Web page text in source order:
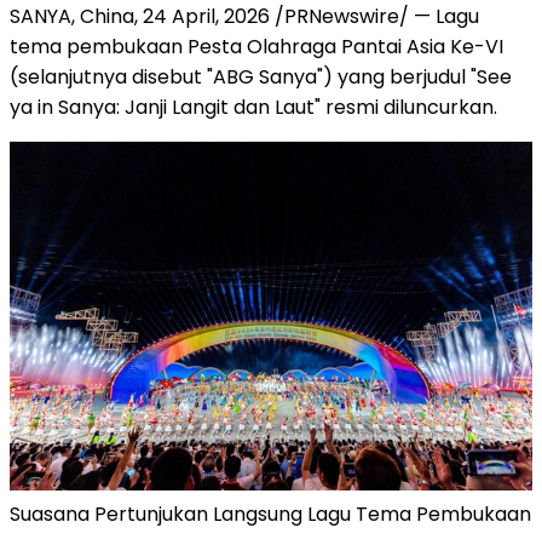
SANYA, China,24 April, 2026 /PRNewswire/ — Lagu
tema pembukaan Pesta Olahraga Pantai Asia Ke-VI
(selanjutnya disebut "ABG Sanya") yang berjudul "See
ya in Sanya: Janji Langit dan Laut" resmi diluncurkan.
Suasana Pertunjukan Langsung Lagu Tema Pembukaan